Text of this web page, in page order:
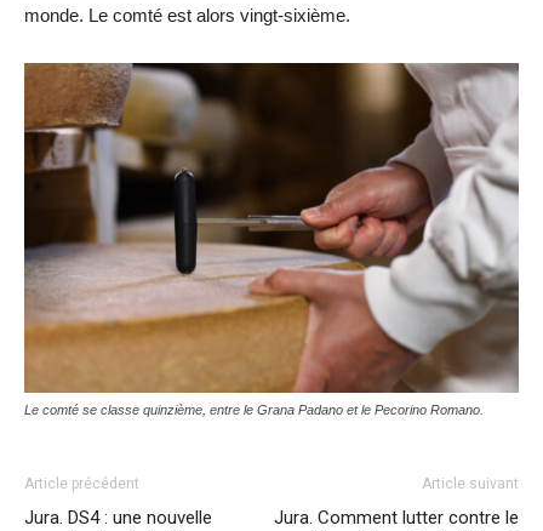
monde. Le comté est alors vingt-sixième.
Le comté se classe quinzième, entre le Grana Padano et le Pecorino Romano.
Article précédent
Jura. DS4 : une nouvelle
Article suivant
Jura. Comment lutter contre le